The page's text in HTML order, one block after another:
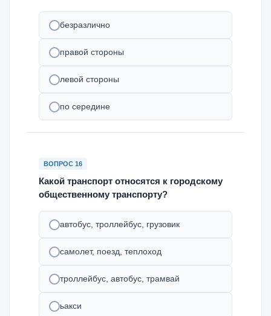
безразлично
правой стороны
левой стороны
по середине
ВОПРОС 16
Какой транспорт относятся к городскому
общественному транспорту?
автобус, троллейбус, грузовик
самолет, поезд, теплоход
троллейбус, автобус, трамвай
ьакси